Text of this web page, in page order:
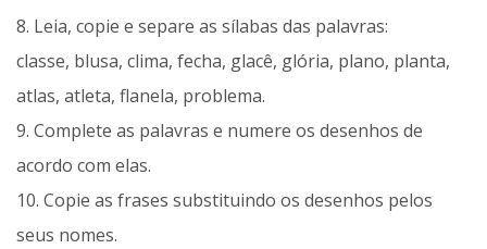
8. Leia, copie e separe as sílabas das palavras:
classe, blusa, clima, fecha, glacê, glória, plano, planta,
atlas, atleta, flanela, problema.
9. Complete as palavras e numere os desenhos de
acordo com elas.
10. Copie as frases substituindo os desenhos pelos
seus nomes.